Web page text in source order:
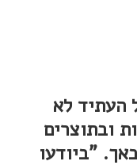
העתיד לא
ובתוצרים
"ביודעו